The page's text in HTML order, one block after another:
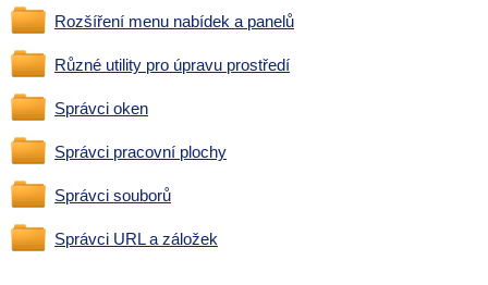
Rozšíření menu nabídek a panelů
Různé utility pro úpravu prostředí
Správci oken
Správci pracovní plochy
Správci souborů
Správci URL a záložek